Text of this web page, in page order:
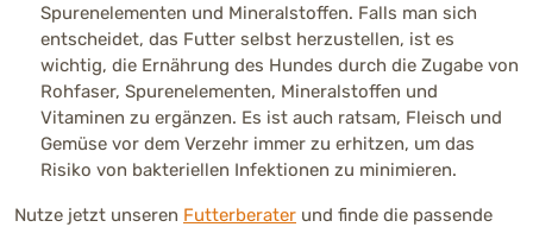
Spurenelementen und Mineralstoffen. Falls man sich
entscheidet, das Futter selbst herzustellen, ist es
wichtig, die Ernährung des Hundes durch die Zugabe von
Rohfaser, Spurenelementen, Mineralstoffen und
Vitaminen zu ergänzen. Es ist auch ratsam, Fleisch und
Gemüse vor dem Verzehr immer zu erhitzen, um das
Risiko von bakteriellen Infektionen zu minimieren.
Nutze jetzt unseren Futterberater und finde die passende